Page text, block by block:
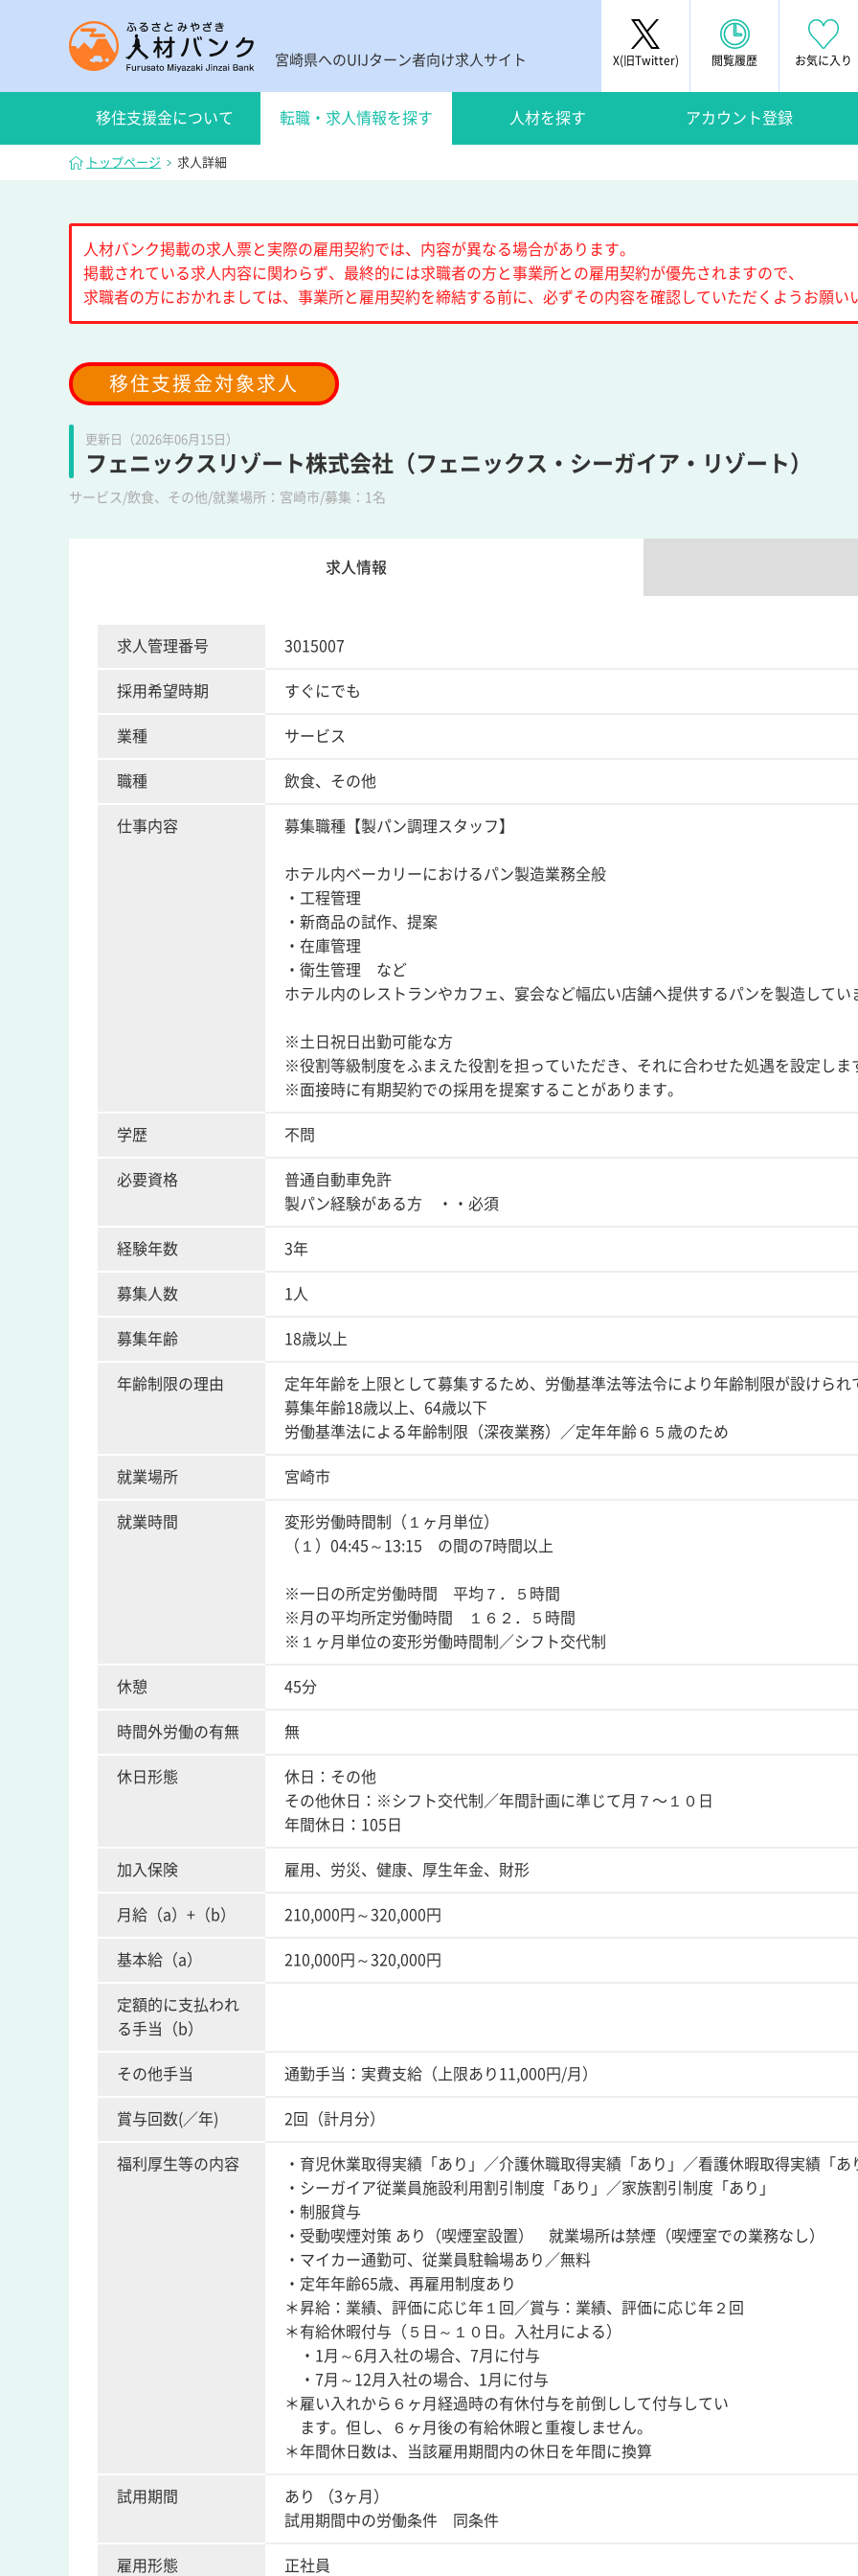
宮崎県へのUIJターン者向け求人サイト X(旧Twitter) 閲覧履歴 お気に入り
移住支援金について 転職・求人情報を探す 人材を探す アカウント登録
トップページ 求人詳細
人材バンク掲載の求人票と実際の雇用契約では、内容が異なる場合があります。
掲載されている求人内容に関わらず、最終的には求職者の方と事業所との雇用契約が優先されますので、
求職者の方におかれましては、事業所と雇用契約を締結する前に、必ずその内容を確認していただくようお願い
移住支援金対象求人
更新日（2026年06月15日）
フェニックスリゾート株式会社（フェニックス・シーガイア・リゾート）
サービス/飲食、その他/就業場所：宮崎市/募集：1名
求人情報
求人管理番号 3015007
採用希望時期 すぐにでも
業種 サービス
職種 飲食、その他
仕事内容 募集職種【製パン調理スタッフ】
ホテル内ベーカリーにおけるパン製造業務全般
・工程管理
・新商品の試作、提案
・在庫管理
・衛生管理 など
ホテル内のレストランやカフェ、宴会など幅広い店舗へ提供するパンを製造してい
※土日祝日出勤可能な方
※役割等級制度をふまえた役割を担っていただき、それに合わせた処遇を設定しま
※面接時に有期契約での採用を提案することがあります。
学歴 不問
必要資格
普通自動車免許
製パン経験がある方 ・・必須
経験年数 3年
募集人数 1人
募集年齢 18歳以上
年齢制限の理由
定年年齢を上限として募集するため、労働基準法等法令により年齢制限が設けられ
募集年齢18歳以上、64歳以下
労働基準法による年齢制限（深夜業務）／定年年齢６５歳のため
就業場所 宮崎市
就業時間
変形労働時間制（１ヶ月単位）
（１）04:45～13:15 の間の7時間以上
※一日の所定労働時間 平均７．５時間
※月の平均所定労働時間 １６２．５時間
※１ヶ月単位の変形労働時間制／シフト交代制
休憩 45分
時間外労働の有無 無
休日形態
休日：その他
その他休日：※シフト交代制／年間計画に準じて月７〜１０日
年間休日：105日
加入保険 雇用、労災、健康、厚生年金、財形
月給（a）+（b） 210,000円～320,000円
基本給（a） 210,000円～320,000円
定額的に支払われ
る手当（b）
その他手当 通勤手当：実費支給（上限あり11,000円/月）
賞与回数(／年) 2回（計月分）
福利厚生等の内容
・育児休業取得実績「あり」／介護休職取得実績「あり」／看護休暇取得実績「あ
・シーガイア従業員施設利用割引制度「あり」／家族割引制度「あり」
・制服貸与
・受動喫煙対策 あり（喫煙室設置） 就業場所は禁煙（喫煙室での業務なし）
・マイカー通勤可、従業員駐輪場あり／無料
・定年年齢65歳、再雇用制度あり
＊昇給：業績、評価に応じ年１回／賞与：業績、評価に応じ年２回
＊有給休暇付与（５日～１０日。入社月による）
・1月～6月入社の場合、7月に付与
・7月～12月入社の場合、1月に付与
＊雇い入れから６ヶ月経過時の有休付与を前倒しして付与してい
ます。但し、６ヶ月後の有給休暇と重複しません。
＊年間休日数は、当該雇用期間内の休日を年間に換算
試用期間
あり （3ヶ月）
試用期間中の労働条件 同条件
雇用形態 正社員